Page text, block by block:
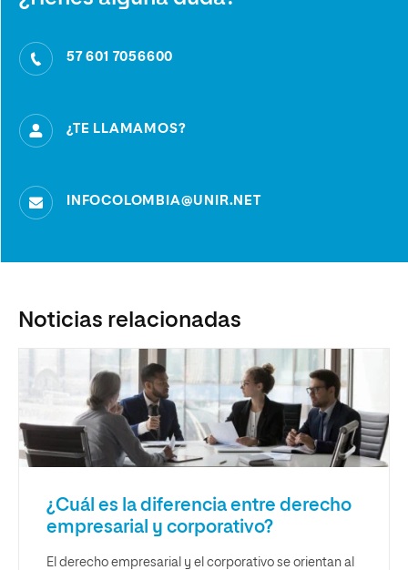
57 601 7056600
¿TE LLAMAMOS?
INFOCOLOMBIA@UNIR.NET
Noticias relacionadas
¿Cuál es la diferencia entre derecho
empresarial y corporativo?
El derecho empresarial y el corporativo se orientan al